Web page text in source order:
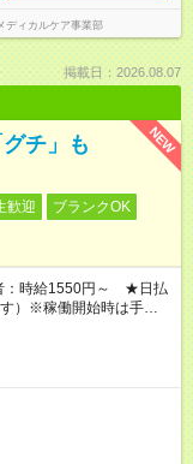
ディカルケア事業部
掲載日：2026.08.07
NEW
チ」も
歓迎
ブランクOK
：時給1550円～ ★日払
）※稼働開始時は手続き